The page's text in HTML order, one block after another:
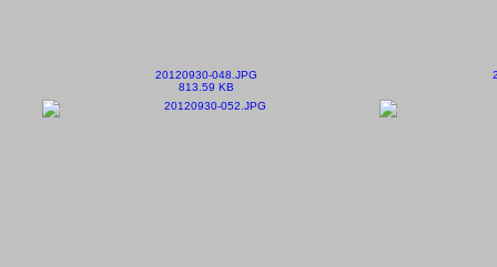
20120930-048.JPG
813.59 KB